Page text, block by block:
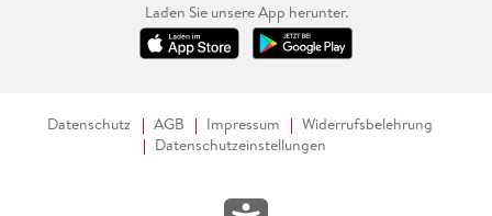
Laden Sie unsere App herunter.
Datenschutz AGB Impressum
Widerrufsbelehrung
Datenschutzeinstellungen